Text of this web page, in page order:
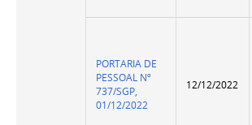
PORTARIA DE
PESSOAL Nº
737/SGP,
01/12/2022
12/12/2022